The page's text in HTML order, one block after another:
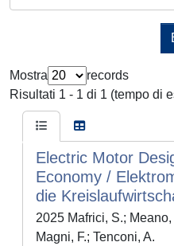
Mostra
records
Risultati 1 - 1 di 1 (tempo di
Electric Motor
Economy /
die
2025 Mafrici, S.;
Magni, F.; Tenconi, A.